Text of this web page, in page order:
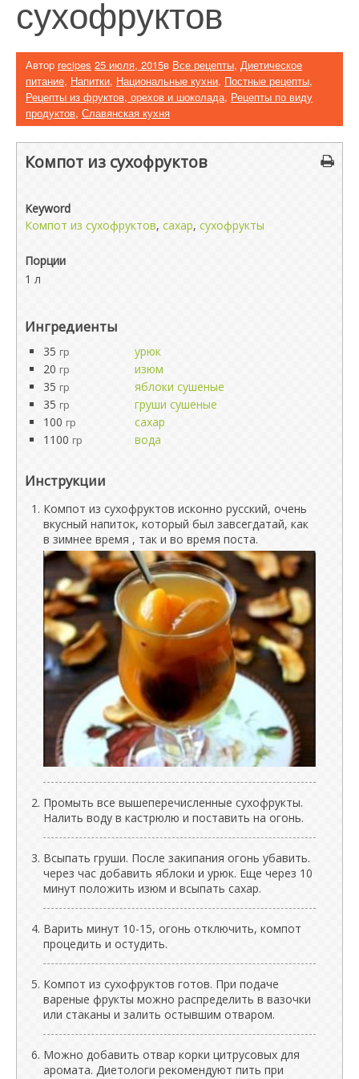
сухофруктов
Автор recipes 25 июля, 2015в Все рецепты, Диетическое
питание, Напитки, Национальные кухни, Постные рецепты,
Рецепты из фруктов, орехов и шоколада, Рецепты по виду
продуктов, Славянская кухня
Компот из сухофруктов
Keyword
Компот из сухофруктов, сахар, сухофрукты
Порции
1 л
Ингредиенты
35 гр
урюк
20 гр
изюм
35 гр
яблоки сушеные
35 гр
груши сушеные
100 гр
сахар
1100 гр вода
Инструкции
Компот из сухофруктов исконно русский, очень
вкусный напиток, который был завсегдатай, как
в зимнее время , так и во время поста.
Промыть все вышеперечисленные сухофрукты.
Налить воду в кастрюлю и поставить на огонь.
Всыпать груши. После закипания огонь убавить.
через час добавить яблоки и урюк. Еще через 10
минут положить изюм и всыпать сахар.
Варить минут 10-15, огонь отключить, компот
процедить и остудить.
Компот из сухофруктов готов. При подаче
вареные фрукты можно распределить в вазочки
или стаканы и залить остывшим отваром.
Можно добавить отвар корки цитрусовых для
аромата. Диетологи рекомендуют пить при